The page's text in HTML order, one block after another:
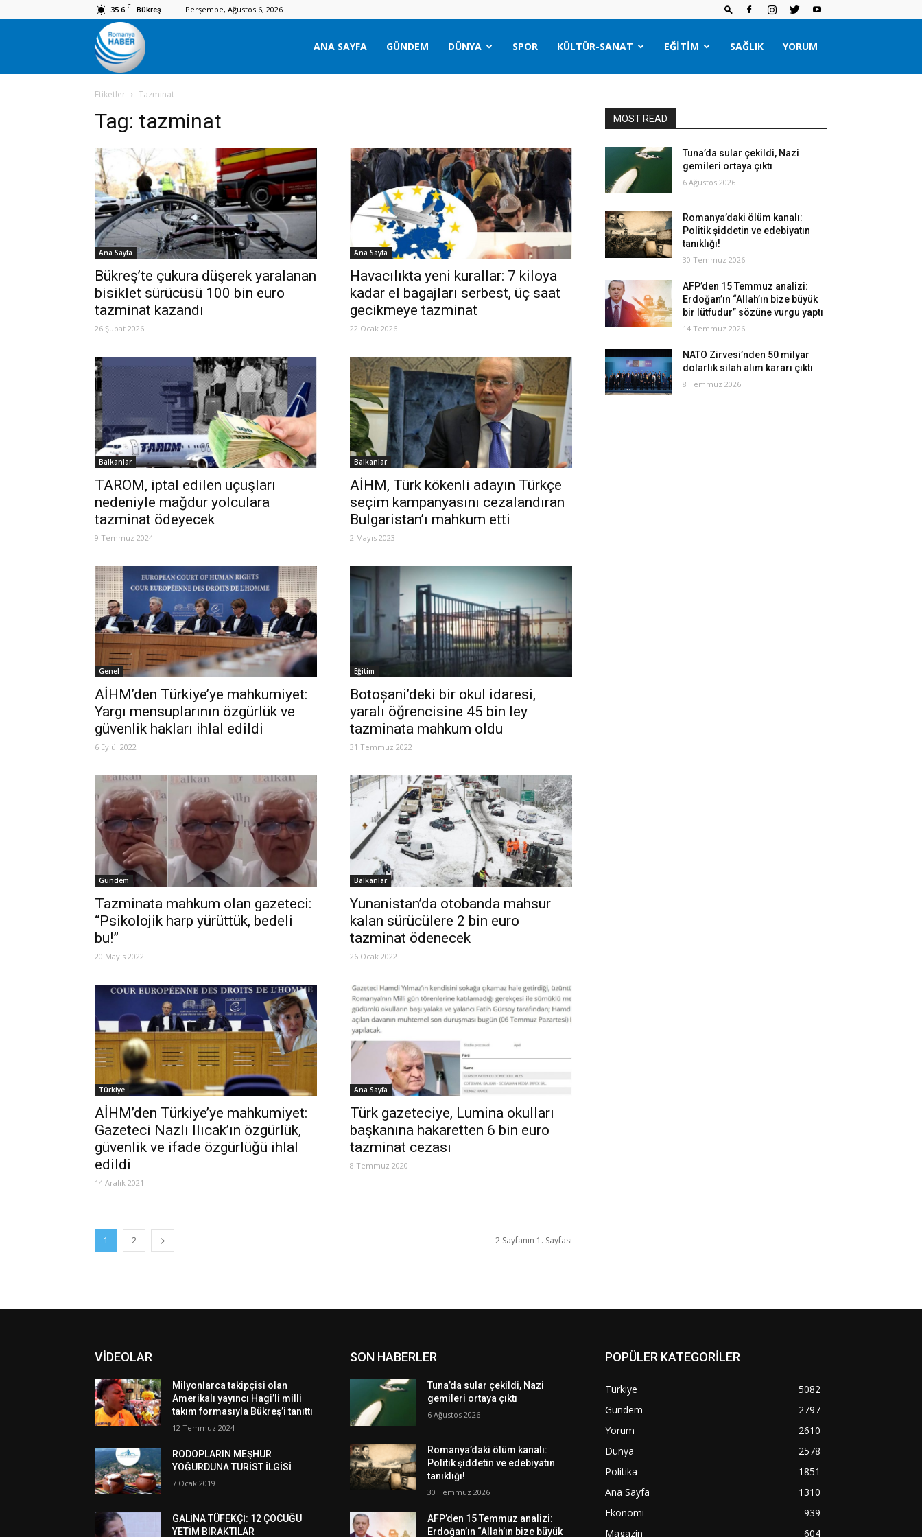
35.6 C Bükreş Perşembe, Ağustos 6, 2026
Romanya
Haber
ANA SAYFA GÜNDEM DÜNYA SPOR KÜLTÜR-SANAT EĞITIM SAĞLIK YORUM
Etiketler Tazminat
Tag: tazminat
Ana Sayfa
Bükreş’te çukura düşerek yaralanan
bisiklet sürücüsü 100 bin euro
tazminat kazandı
26 Şubat 2026
Ana Sayfa
Havacılıkta yeni kurallar: 7 kiloya
kadar el bagajları serbest, üç saat
gecikmeye tazminat
22 Ocak 2026
Balkanlar
TAROM, iptal edilen uçuşları
nedeniyle mağdur yolculara
tazminat ödeyecek
9 Temmuz 2024
Balkanlar
AİHM, Türk kökenli adayın Türkçe
seçim kampanyasını cezalandıran
Bulgaristan’ı mahkum etti
2 Mayıs 2023
Genel
AİHM’den Türkiye’ye mahkumiyet:
Yargı mensuplarının özgürlük ve
güvenlik hakları ihlal edildi
6 Eylül 2022
Eğitim
Botoșani’deki bir okul idaresi,
yaralı öğrencisine 45 bin ley
tazminata mahkum oldu
31 Temmuz 2022
Gündem
Tazminata mahkum olan gazeteci:
“Psikolojik harp yürüttük, bedeli
bu!”
20 Mayıs 2022
Balkanlar
Yunanistan’da otobanda mahsur
kalan sürücülere 2 bin euro
tazminat ödenecek
26 Ocak 2022
Türkiye
AİHM’den Türkiye’ye mahkumiyet:
Gazeteci Nazlı Ilıcak’ın özgürlük,
güvenlik ve ifade özgürlüğü ihlal
edildi
14 Aralık 2021
Ana Sayfa
Türk gazeteciye, Lumina okulları
başkanına hakaretten 6 bin euro
tazminat cezası
8 Temmuz 2020
1 2 2 Sayfanın 1. Sayfası
MOST READ
Tuna’da sular çekildi, Nazi
gemileri ortaya çıktı
6 Ağustos 2026
Romanya’daki ölüm kanalı:
Politik şiddetin ve edebiyatın
tanıklığı!
30 Temmuz 2026
AFP’den 15 Temmuz analizi:
Erdoğan’ın “Allah’ın bize büyük
bir lütfudur” sözüne vurgu yaptı
14 Temmuz 2026
NATO Zirvesi’nden 50 milyar
dolarlık silah alım kararı çıktı
8 Temmuz 2026
VİDEOLAR
Milyonlarca takipçisi olan
Amerikalı yayıncı Hagi’li milli
takım formasıyla Bükreş’i tanıttı
12 Temmuz 2024
RODOPLARIN MEŞHUR
YOĞURDUNA TURİST İLGİSİ
7 Ocak 2019
GALİNA TÜFEKÇİ: 12 ÇOCUĞU
YETİM BIRAKTILAR
SON HABERLER
Tuna’da sular çekildi, Nazi
gemileri ortaya çıktı
6 Ağustos 2026
Romanya’daki ölüm kanalı:
Politik şiddetin ve edebiyatın
tanıklığı!
30 Temmuz 2026
AFP’den 15 Temmuz analizi:
Erdoğan’ın “Allah’ın bize büyük
POPÜLER KATEGORİLER
Türkiye
5082
Gündem
2797
Yorum
2610
Dünya
2578
Politika
1851
Ana Sayfa
1310
Ekonomi
939
Magazin
604